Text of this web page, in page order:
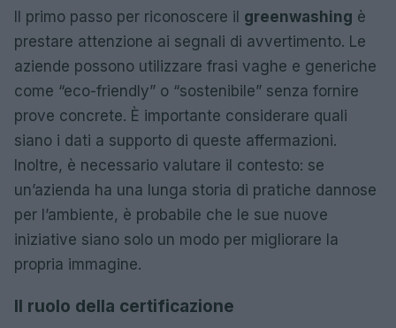
Il primo passo per riconoscere il greenwashing è
prestare attenzione ai segnali di avvertimento. Le
aziende possono utilizzare frasi vaghe e generiche
come “eco-friendly” o “sostenibile” senza fornire
prove concrete. È importante considerare quali
siano i dati a supporto di queste affermazioni.
Inoltre, è necessario valutare il contesto: se
un’azienda ha una lunga storia di pratiche dannose
per l’ambiente, è probabile che le sue nuove
iniziative siano solo un modo per migliorare la
propria immagine.
Il ruolo della certificazione